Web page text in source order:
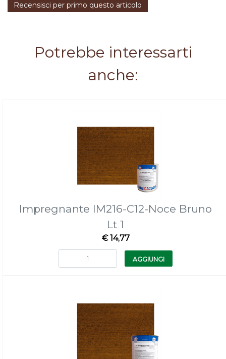
Recensisci per primo questo articolo
Potrebbe interessarti
anche:
Impregnante IM216-C12-Noce Bruno
Lt 1
€ 14,77
Quantità
AGGIUNGI